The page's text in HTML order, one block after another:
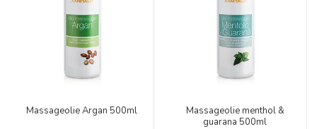
Massageolie Argan 500ml
Massageolie menthol &
guarana 500ml